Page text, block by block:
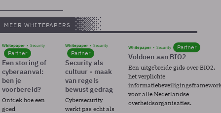
MEER WHITEPAPERS
Whitepaper Security
Partner
Een storing of
cyberaanval:
ben je
voorbereid?
Ontdek hoe een
goed
Whitepaper Security
Partner
Security als
cultuur - maak
van regels
bewust gedrag
Cybersecurity
werkt pas echt als
Whitepaper Security Partner
Voldoen aan BIO2
Een uitgebreide gids over BIO2,
het verplichte
voor alle Nederlandse
overheidsorganisaties.